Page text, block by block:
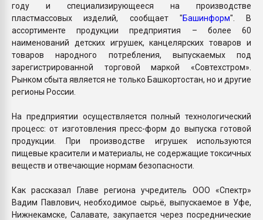
году и специализирующееся на производстве
пластмассовых изделий, сообщает "Башинформ". В
ассортименте продукции предприятия – более 60
наименований детских игрушек, канцелярских товаров и
товаров народного потребления, выпускаемых под
зарегистрированной торговой маркой «Совтехстром».
Рынком сбыта является не только Башкортостан, но и другие
регионы России.
На предприятии осуществляется полный технологический
процесс: от изготовления пресс-форм до выпуска готовой
продукции. При производстве игрушек используются
пищевые красители и материалы, не содержащие токсичных
веществ и отвечающие нормам безопасности.
Как рассказал Главе региона учредитель ООО «Спектр»
Вадим Павлович, необходимое сырьё, выпускаемое в Уфе,
Нижнекамске, Салавате, закупается через посреднические